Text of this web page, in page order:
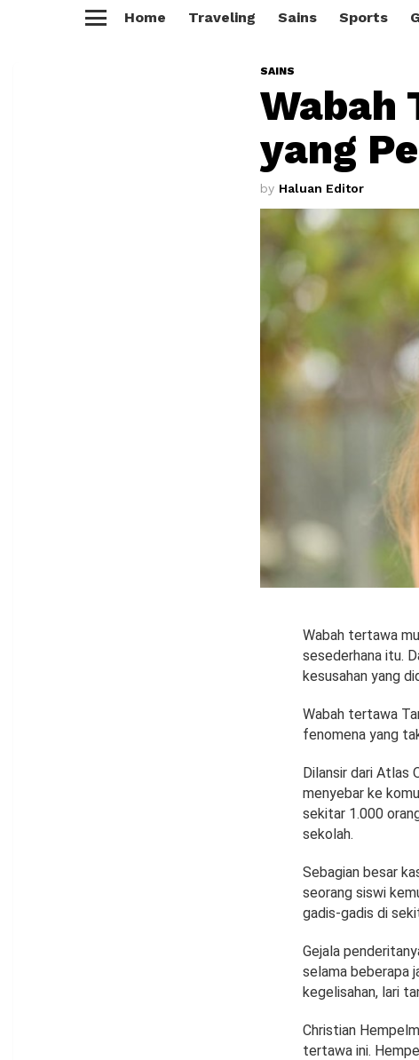
Home Traveling Sains Sports
SAINS
Wabah
yang
by Haluan Editor
Wabah tertawa
sesederhana itu.
kesusahan yang
Wabah tertawa
fenomena yang
Dilansir dari Atlas
menyebar ke
sekitar 1.000
sekolah.
Sebagian besar
seorang siswi
gadis-gadis di
Gejala
selama beberapa
kegelisahan, lari
Christian
tertawa ini.